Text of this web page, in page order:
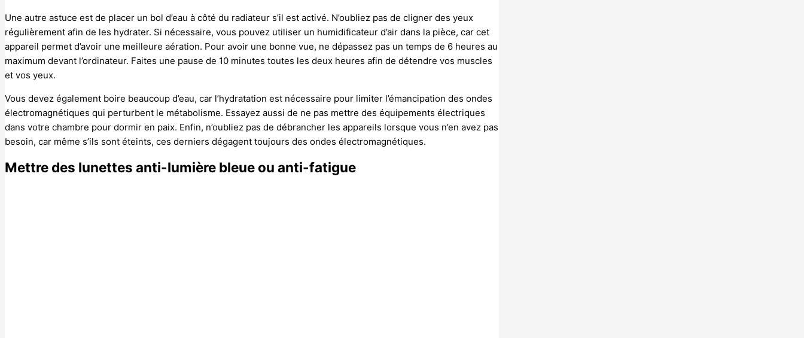
Une autre astuce est de placer un bol d’eau à côté du radiateur s’il est activé. N’oubliez pas de cligner des yeux
régulièrement afin de les hydrater. Si nécessaire, vous pouvez utiliser un humidificateur d’air dans la pièce, car cet
appareil permet d’avoir une meilleure aération. Pour avoir une bonne vue, ne dépassez pas un temps de 6 heures au
maximum devant l’ordinateur. Faites une pause de 10 minutes toutes les deux heures afin de détendre vos muscles
et vos yeux.
Vous devez également boire beaucoup d’eau, car l’hydratation est nécessaire pour limiter l’émancipation des ondes
électromagnétiques qui perturbent le métabolisme. Essayez aussi de ne pas mettre des équipements électriques
dans votre chambre pour dormir en paix. Enfin, n’oubliez pas de débrancher les appareils lorsque vous n’en avez pas
besoin, car même s’ils sont éteints, ces derniers dégagent toujours des ondes électromagnétiques.
Mettre des lunettes anti-lumière bleue ou anti-fatigue